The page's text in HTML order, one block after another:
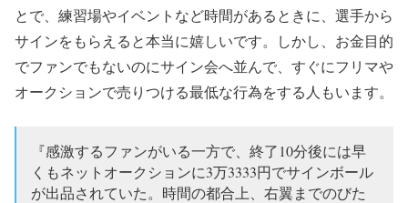
とで、練習場やイベントなど時間があるときに、選手から
サインをもらえると本当に嬉しいです。しかし、お金目的
でファンでもないのにサイン会へ並んで、すぐにフリマや
オークションで売りつける最低な行為をする人もいます。
『感激するファンがいる一方で、終了10分後には早
くもネットオークションに3万3333円でサインボール
が出品されていた。時間の都合上、右翼までのびた